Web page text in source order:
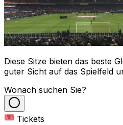
Diese Sitze bieten das beste
guter Sicht auf das Spielfeld
Wonach suchen Sie?
Tickets